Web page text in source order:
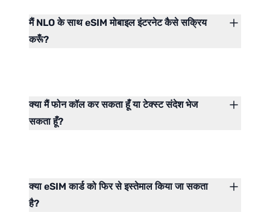
मैं NLO के साथ eSIM मोबाइल इंटरनेट कैसे सक्रिय
करूँ?
क्या मैं फोन कॉल कर सकता हूँ या टेक्स्ट संदेश भेज
सकता हूँ?
क्या eSIM कार्ड को फिर से इस्तेमाल किया जा सकता
है?